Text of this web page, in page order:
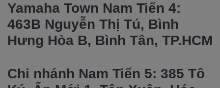
Yamaha Town Nam Tiến 4:
463B Nguyễn Thị Tú, Bình
Hưng Hòa B, Bình Tân, TP.HCM
Chi nhánh Nam Tiến 5: 385 Tô